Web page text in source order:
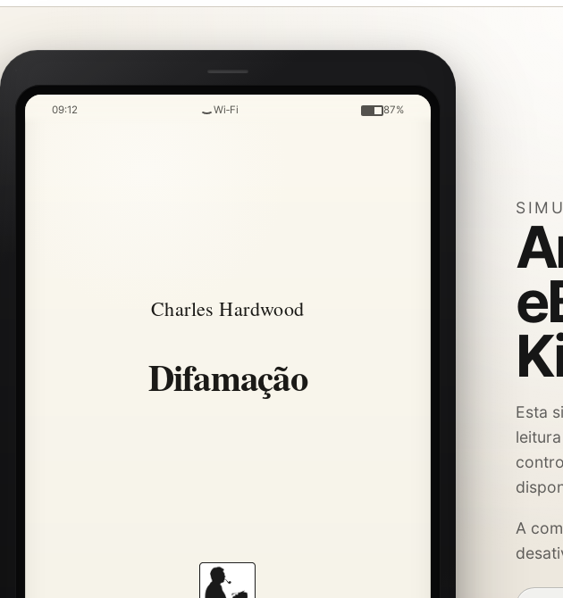
09:12 Wi‑Fi 87%
Charles Hardwood
Difamação
Esta
A